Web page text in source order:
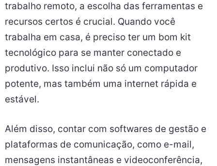
trabalho remoto, a escolha das ferramentas e
recursos certos é crucial. Quando você
trabalha em casa, é preciso ter um bom kit
tecnológico para se manter conectado e
produtivo. Isso inclui não só um computador
potente, mas também uma internet rápida e
estável.
Além disso, contar com softwares de gestão e
plataformas de comunicação, como e-mail,
mensagens instantâneas e videoconferência,